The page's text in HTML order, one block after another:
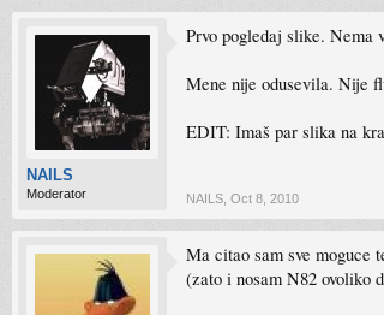
NAILS
Moderator
Prvo pogledaj slike. Nema
Mene nije odusevila. Nije
EDIT: Imaš par slika na
NAILS Oct 8, 2010
Ma citao sam sve moguce
(zato i nosam N82 ovoliko